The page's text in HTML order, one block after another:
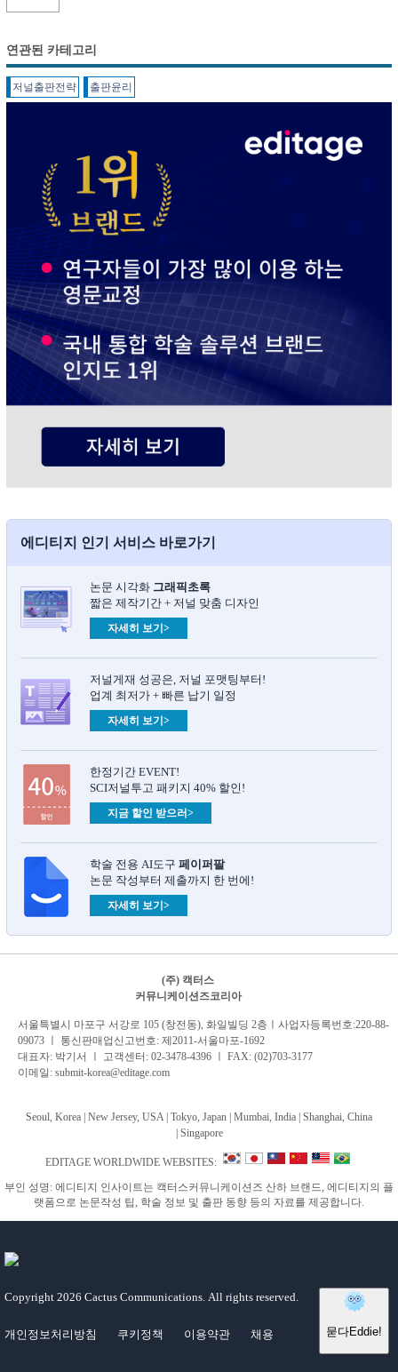
연관된 카테고리
저널출판전략 출판윤리
에디티지 인기 서비스 바로가기
논문 시각화 그래픽초록​
짧은 제작기간 + 저널 맞춤 디자인
자세히 보기>
저널게재 성공은, 저널 포맷팅부터!
업계 최저가 + 빠른 납기 일정
자세히 보기>
한정기간 EVENT!
SCI저널투고 패키지 40% 할인!
지금 할인 받으러>
학술 전용 AI도구 페이퍼팔
논문 작성부터 제출까지 한 번에!
자세히 보기>
(주) 캑터스
커뮤니케이션즈코리아
서 울특별시 마포구 서강로 105 (창전동), 화일빌딩 2층 ㅣ사업자등록번호:220-88-
09073 ㅣ 통신판매업신고번호: 제2011-서울마포-1692
대표자: 박기서 ㅣ 고객센터: 02-3478-4396 ㅣ FAX: (02)703-3177
이메일: submit-korea@editage.com
Seoul, Korea | New Jersey, USA | Tokyo, Japan | Mumbai, India | Shanghai, China
|Singapore
EDITAGE WORLDWIDE WEBSITES:
부인 성명: 에디티지 인사이트는 캑터스커뮤니케이션즈 산하 브랜드, 에디티지의 플
랫폼으로 논문작성 팁, 학술 정보 및 출판 동향 등의 자료를 제공합니다.
Copyright 2026 Cactus Communications. All rights reserved.
개인정보처리방침 쿠키정책 이용약관 채용